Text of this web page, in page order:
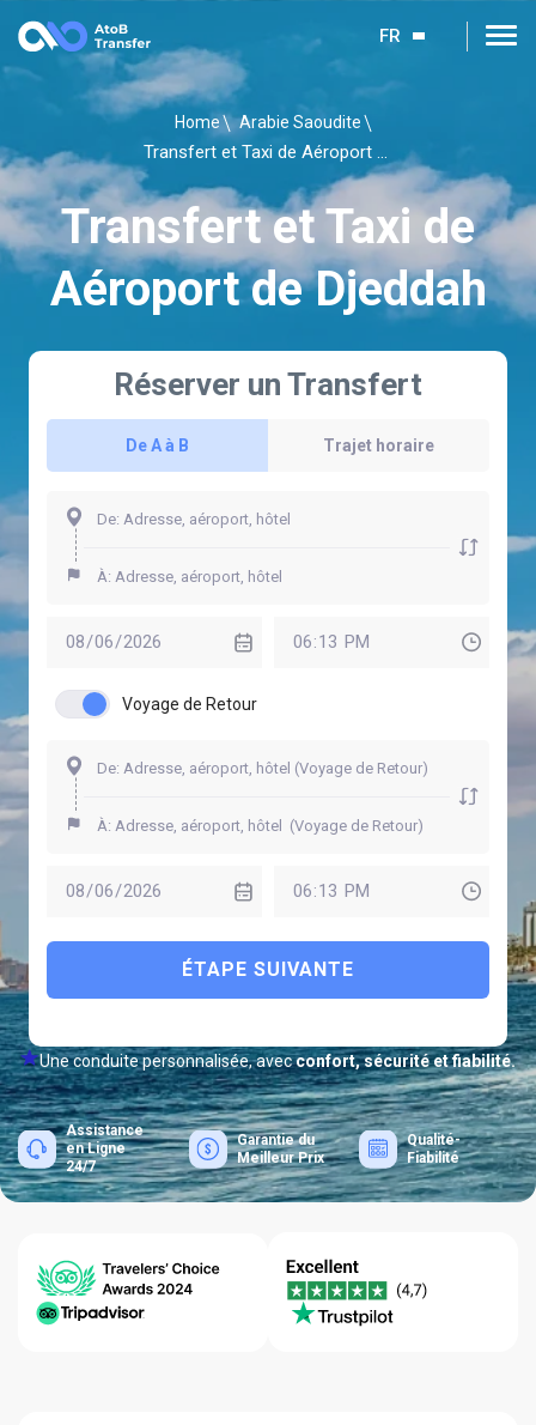
FR
Home Arabie Saoudite
Transfert et Taxi de Aéroport de Djeddah
Transfert et Taxi de
Aéroport de Djeddah
Réserver un Transfert
De A à B Trajet horaire
Voyage de Retour
ÉTAPE SUIVANTE
Une conduite personnalisée, avecconfort, sécurité et fiabilité.
Assistance
en Ligne
24/7
Garantie du
Meilleur Prix
Qualité-
Fiabilité